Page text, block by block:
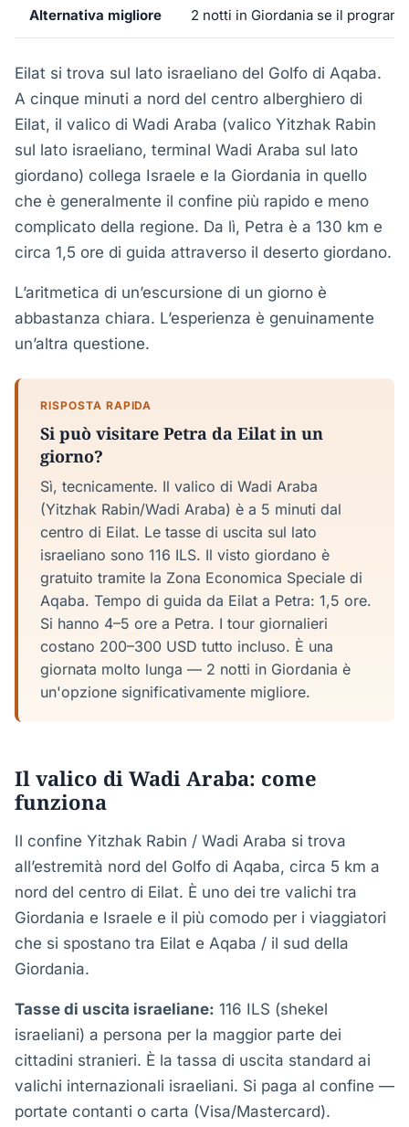
Alternativa migliore 2 notti in Giordania se il
Eilat si trova sul lato israeliano del Golfo di Aqaba.
A cinque minuti a nord del centro alberghiero di
Eilat, il valico di Wadi Araba (valico Yitzhak Rabin
sul lato israeliano, terminal Wadi Araba sul lato
giordano) collega Israele e la Giordania in quello
che è generalmente il confine più rapido e meno
complicato della regione. Da lì, Petra è a 130 km e
circa 1,5 ore di guida attraverso il deserto giordano.
L’aritmetica di un’escursione di un giorno è
abbastanza chiara. L’esperienza è genuinamente
un’altra questione.
RISPOSTA RAPIDA
Si può visitare Petra da Eilat in un
giorno?
Sì, tecnicamente. Il valico di Wadi Araba
(Yitzhak Rabin/Wadi Araba) è a 5 minuti dal
centro di Eilat. Le tasse di uscita sul lato
israeliano sono 116 ILS. Il visto giordano è
gratuito tramite la Zona Economica Speciale di
Aqaba. Tempo di guida da Eilat a Petra: 1,5 ore.
Si hanno 4–5 ore a Petra. I tour giornalieri
costano 200–300 USD tutto incluso. È una
giornata molto lunga — 2 notti in Giordania è
un'opzione significativamente migliore.
Il valico di Wadi Araba: come
funziona
Il confine Yitzhak Rabin / Wadi Araba si trova
all’estremità nord del Golfo di Aqaba, circa 5 km a
nord del centro di Eilat. È uno dei tre valichi tra
Giordania e Israele e il più comodo per i viaggiatori
che si spostano tra Eilat e Aqaba / il sud della
Giordania.
Tasse di uscita israeliane: 116 ILS (shekel
israeliani) a persona per la maggior parte dei
cittadini stranieri. È la tassa di uscita standard ai
valichi internazionali israeliani. Si paga al confine —
portate contanti o carta (Visa/Mastercard).